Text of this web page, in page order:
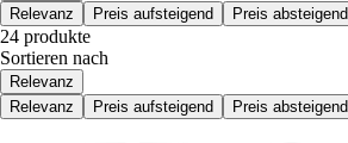
Relevanz
Preis aufsteigend Preis absteigend
24 produkte
Sortieren nach
Relevanz
Relevanz
Preis aufsteigend Preis absteigend